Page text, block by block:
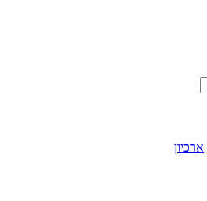
ארכיון